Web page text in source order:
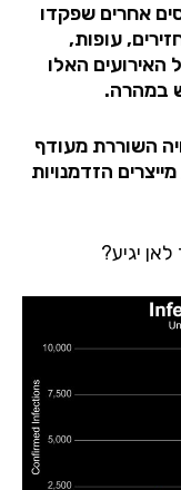
אחרים שפקדו
עופות,
האלו
במהרה.
השוררת מעודף
הזדמנויות
יגיע?